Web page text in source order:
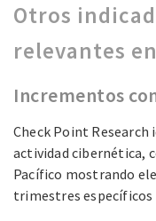
Otros
relevantes
Incrementos
Check Point
actividad cibernética,
Pacífico mostrando
trimestres específicos